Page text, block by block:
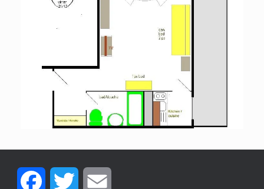
Facebook Twitter